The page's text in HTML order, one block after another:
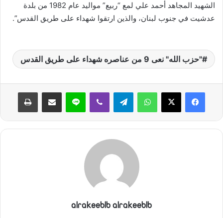
الشهيد المجاهد أحمد علي لمع “ربيع” مواليد عام 1982 من بلدة
عدشيت في جنوب لبنان، والذين ارتقوا شهداء على طريق القدس”.
"حزب الله" نعى 9 من عناصره شهداء على طريق القدس
واتساب تيلقرام ڤايبر لاين مشاركة عبر البريد طباعة
alrakeeblb alrakeeblb